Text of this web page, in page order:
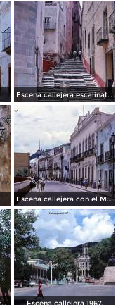
Escena callejera escalinata 1967.
Escena callejera con el Mto al Pipila al fondo 1967.
Escena callejera un arriero 1967. Escena callejera 1967.